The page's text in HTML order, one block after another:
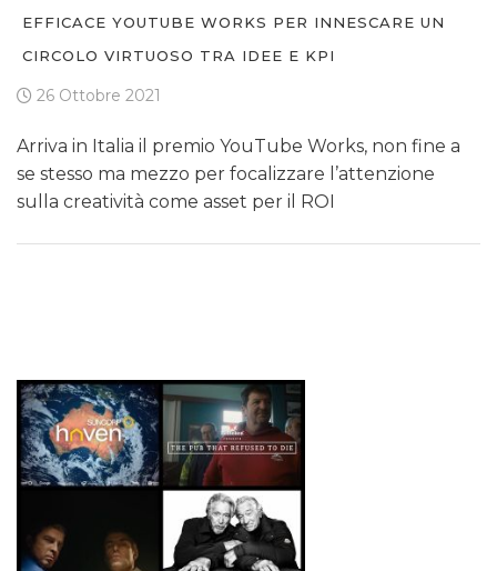
EFFICACE YOUTUBE WORKS PER INNESCARE UN
CIRCOLO VIRTUOSO TRA IDEE E KPI
26 Ottobre 2021
Arriva in Italia il premio YouTube Works, non fine a
se stesso ma mezzo per focalizzare l’attenzione
sulla creatività come asset per il ROI